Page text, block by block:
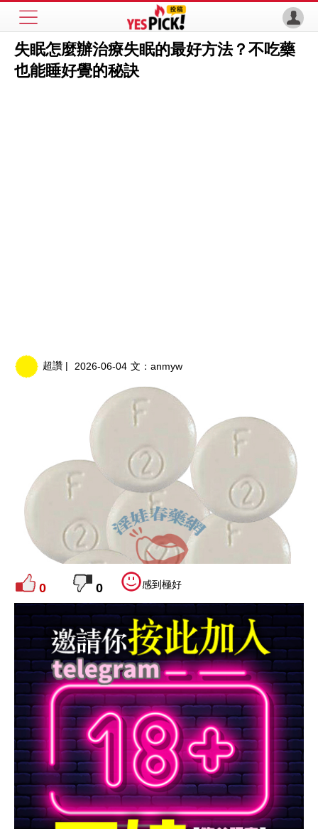
失眠怎麼辦治療失眠的最好方法？不吃藥
也能睡好覺的秘訣
超讚 | 2026-06-04 文： anmyw
0 0 感到極好